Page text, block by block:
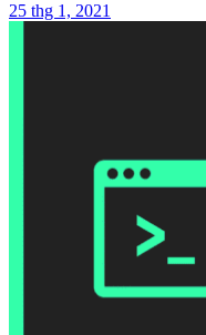
25 thg 1, 2021